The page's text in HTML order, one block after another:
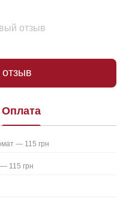
отзыв
Оплата
— 115 грн
115 грн